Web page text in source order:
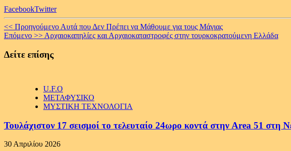
FacebookTwitter
Continue
Reading
<< Προηγούμενο Αυτά που Δεν Πρέπει να Μάθουμε για τους Μάγιας
Επόμενο >> Αρχαιοκαπηλίες και Αρχαιοκαταστροφές στην τουρκοκρατούμενη Ελλάδα
Δείτε επίσης
U.F.O
ΜΕΤΑΦΥΣΙΚΟ
ΜΥΣΤΙΚΗ ΤΕΧΝΟΛΟΓΙΑ
Τουλάχιστον 17 σεισμοί το τελευταίο 24ωρο κοντά στην Area 51 στη
30 Απριλίου 2026